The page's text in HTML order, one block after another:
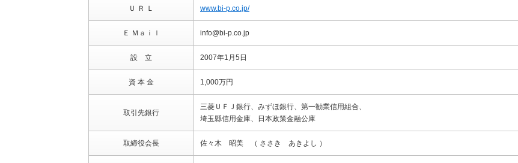
Ｕ Ｒ Ｌ www.bi-p.co.jp/
Ｅ Ｍａｉｌ info@bi-p.co.jp
設 立 2007年1月5日
資 本 金 1,000万円
取引先銀行
三菱ＵＦＪ銀行、みずほ銀行、第一勧業信用組合、
埼玉縣信用金庫、日本政策金融公庫
取締役会長 佐々木 昭美 （ ささき あきよし ）